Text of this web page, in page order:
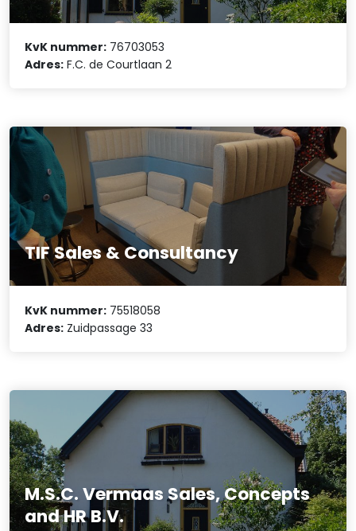
KvK nummer: 76703053
Adres: F.C. de Courtlaan 2
TIF Sales & Consultancy
KvK nummer: 75518058
Adres: Zuidpassage 33
M.S.C. Vermaas Sales, Concepts
and HR B.V.